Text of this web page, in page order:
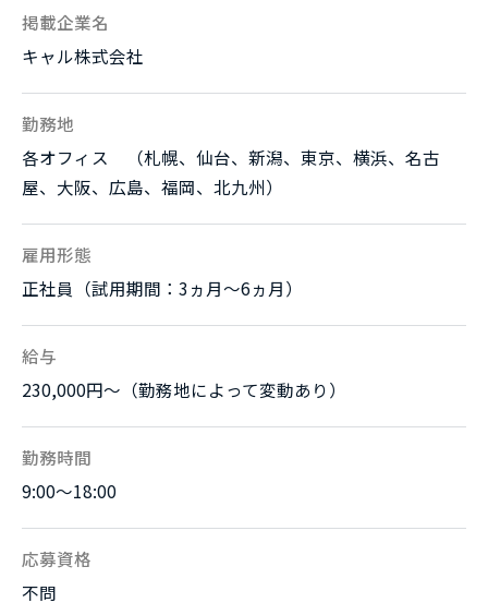
掲載企業名
キャル株式会社
勤務地
各オフィス （札幌、仙台、新潟、東京、横浜、名古
屋、大阪、広島、福岡、北九州）
雇用形態
正社員（試用期間：3ヵ月～6ヵ月）
給与
230,000円～（勤務地によって変動あり）
勤務時間
9:00～18:00
応募資格
不問